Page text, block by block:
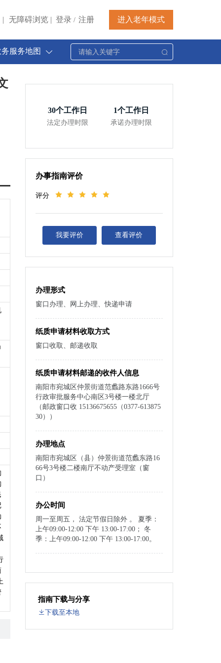
| 无障碍浏览 | 登录 / 注册 进入老年模式
服务地图
30个工作日
法定办理时限
1个工作日
承诺办理时限
办事指南评价
评分
我要评价 查看评价
办理形式
窗口办理、网上办理、快递申请
纸质申请材料收取方式
窗口收取、邮递收取
纸质申请材料邮递的收件人信息
南阳市宛城区仲景街道范蠡路东路1666号
行政审批服务中心南区3号楼一楼北厅
（邮政窗口收 15136675655（0377-613875
30））
办理地点
南阳市宛城区（县）仲景街道范蠡东路16
66号3号楼二楼南厅不动产受理室（窗
口）
办公时间
周一至周五， 法定节假日除外 。 夏季：
上午09:00-12:00 下午 13:00-17:00； 冬
季：上午09:00-12:00 下午 13:00-17:00。
指南下载与分享
下载至本地